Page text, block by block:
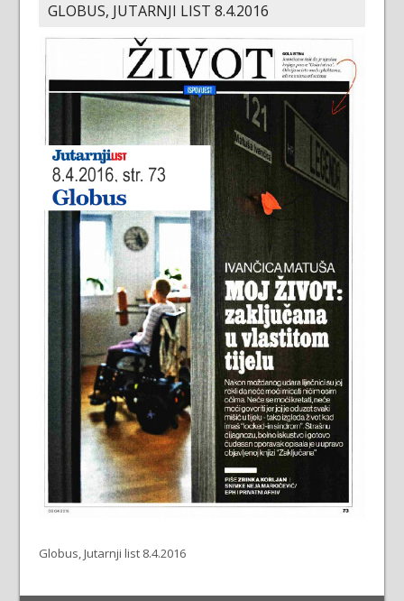
GLOBUS, JUTARNJI LIST 8.4.2016
Globus, Jutarnji list 8.4.2016